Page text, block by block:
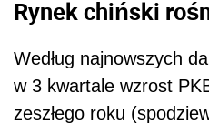
Rynek chiński
Według najnowszych
w 3 kwartale wzrost
zeszłego roku